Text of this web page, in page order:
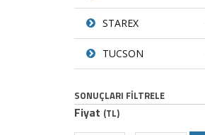
STAREX
TUCSON
SONUÇLARI FILTRELE
Fiyat (TL)